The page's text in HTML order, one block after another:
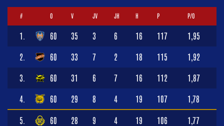
# O V JV JH H P P/O
1. 60 35 3 6 16 117 1,95
2. 60 33 7 2 18 115 1,92
3. 60 31 6 7 16 112 1,87
4. 60 29 8 4 19 107 1,78
5. 60 28 9 4 19 106 1,77